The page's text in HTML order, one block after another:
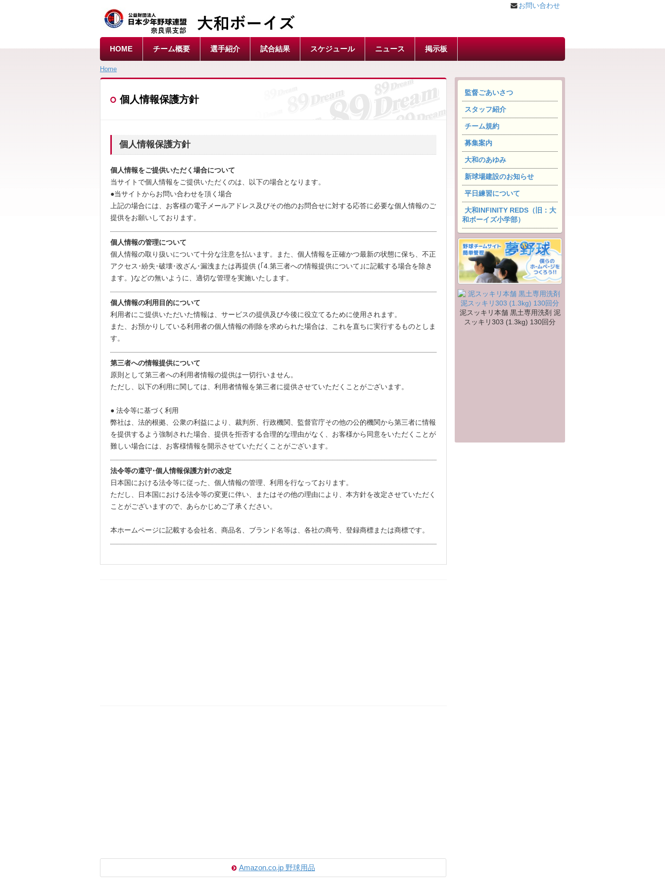
お問い合わせ
HOME チーム概要 選手紹介 試合結果 スケジュール ニュース 掲示板
監督ごあいさつ
スタッフ紹介
チーム規約
募集案内
大和のあゆみ
新球場建設のお知らせ
平日練習について
大和INFINITY REDS（旧：大
和ボーイズ小学部）
泥スッキリ本舗 黒土専用洗剤 泥
スッキリ303 (1.3kg) 130回分
Home
個人情報保護方針
個人情報保護方針
個人情報をご提供いただく場合について
当サイトで個人情報をご提供いただくのは、以下の場合となります。
●当サイトからお問い合わせを頂く場合
上記の場合には、お客様の電子メールアドレス及びその他のお問合せに対する応答に必要な個人情報のご
提供をお願いしております。
個人情報の管理について
個人情報の取り扱いについて十分な注意を払います。また、個人情報を正確かつ最新の状態に保ち、不正
アクセス･紛失･破壊･改ざん･漏洩または再提供 (｢4.第三者への情報提供について｣に記載する場合を除き
ます。)などの無いように、適切な管理を実施いたします。
個人情報の利用目的について
利用者にご提供いただいた情報は、サービスの提供及び今後に役立てるために使用されます。
また、お預かりしている利用者の個人情報の削除を求められた場合は、これを直ちに実行するものとしま
す。
第三者への情報提供について
原則として第三者への利用者情報の提供は一切行いません。
ただし、以下の利用に関しては、利用者情報を第三者に提供させていただくことがございます。
● 法令等に基づく利用
弊社は、法的根拠、公衆の利益により、裁判所、行政機関、監督官庁その他の公的機関から第三者に情報
を提供するよう強制された場合、提供を拒否する合理的な理由がなく、お客様から同意をいただくことが
難しい場合には、お客様情報を開示させていただくことがございます。
法令等の遵守･個人情報保護方針の改定
日本国における法令等に従った、個人情報の管理、利用を行なっております。
ただし、日本国における法令等の変更に伴い、またはその他の理由により、本方針を改定させていただく
ことがございますので、あらかじめご了承ください。
本ホームページに記載する会社名、商品名、ブランド名等は、各社の商号、登録商標または商標です。
Amazon.co.jp 野球用品